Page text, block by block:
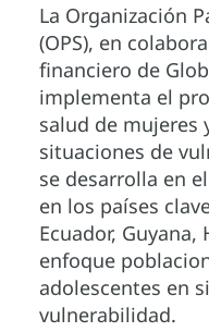
La Organización
(OPS), en
financiero de
implementa el
salud de mujeres
situaciones de
se desarrolla en
en los países
Ecuador,
enfoque
adolescentes en
vulnerabilidad.